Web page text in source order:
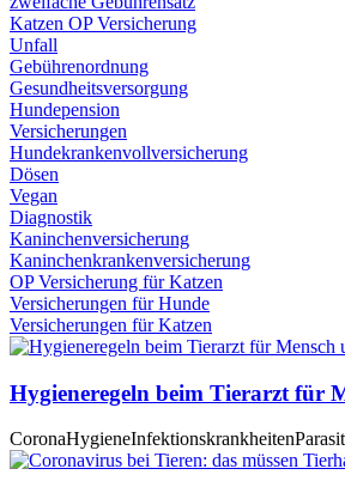
Katzen OP Versicherung
Unfall
Gebührenordnung
Gesundheitsversorgung
Hundepension
Versicherungen
Hundekrankenvollversicherung
Dösen
Vegan
Diagnostik
Kaninchenversicherung
Kaninchenkrankenversicherung
OP Versicherung für Katzen
Versicherungen für Hunde
Versicherungen für Katzen
Hygieneregeln beim Tierarzt für
CoronaHygieneInfektionskrankheiten